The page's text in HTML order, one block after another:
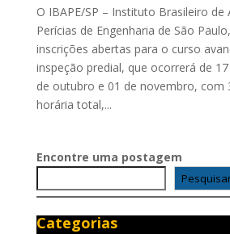
O IBAPE/SP – Instituto Brasileiro de
Perícias de Engenharia de São
inscrições abertas para o curso
inspeção predial, que ocorrerá de
de outubro e 01 de novembro, com
horária total,...
Encontre uma postagem
Categorias